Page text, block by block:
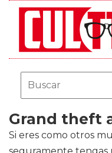
Grand theft
Si eres como otros